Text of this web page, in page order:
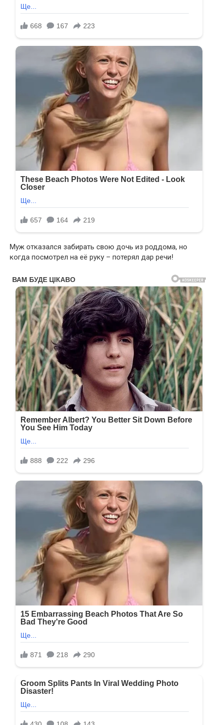
Муж отказался забирать свою дочь из роддома, но
когда посмотрел на её руку – потерял дар речи!